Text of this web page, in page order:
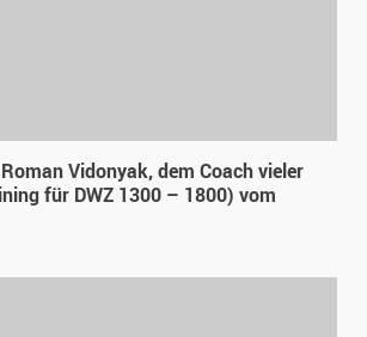
Vidonyak, dem Coach vieler
für DWZ 1300 – 1800) vom